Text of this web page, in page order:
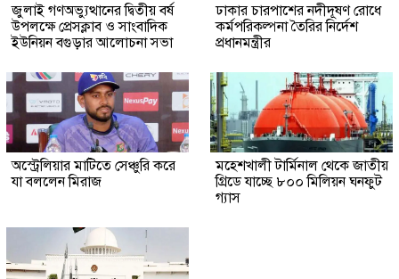
জুলাই গণঅভ্যুত্থানের দ্বিতীয় বর্ষ
উপলক্ষে প্রেসক্লাব ও সাংবাদিক
ইউনিয়ন বগুড়ার আলোচনা সভা
ঢাকার চারপাশের নদীদূষণ রোধে
কর্মপরিকল্পনা তৈরির নির্দেশ
প্রধানমন্ত্রীর
অস্ট্রেলিয়ার মাটিতে সেঞ্চুরি করে
যা বললেন মিরাজ
মহেশখালী টার্মিনাল থেকে জাতীয়
গ্রিডে যাচ্ছে ৮০০ মিলিয়ন ঘনফুট
গ্যাস